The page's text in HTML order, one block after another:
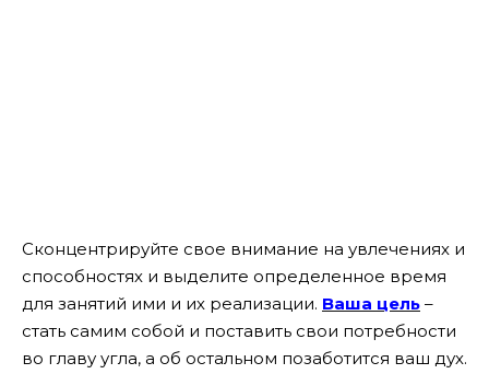
Сконцентрируйте свое внимание на увлечениях и
способностях и выделите определенное время
для занятий ими и их реализации. Ваша цель –
стать самим собой и поставить свои потребности
во главу угла, а об остальном позаботится ваш дух.